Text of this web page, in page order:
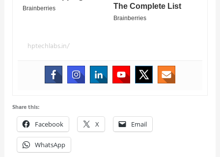
hptechlabs.in/
Share this:
Facebook X Email
WhatsApp